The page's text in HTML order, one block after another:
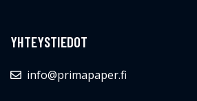
YHTEYSTIEDOT
info@primapaper.fi